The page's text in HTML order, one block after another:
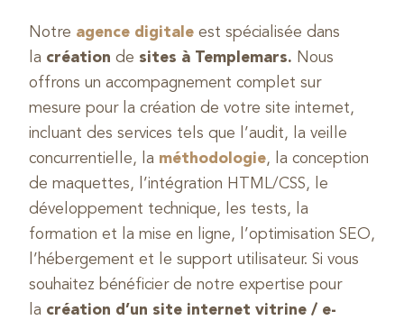
Notre agence digitale est spécialisée dans
la création de sites à Templemars. Nous
offrons un accompagnement complet sur
mesure pour la création de votre site internet,
incluant des services tels que l’audit, la veille
concurrentielle, la méthodologie, la conception
de maquettes, l’intégration HTML/CSS, le
développement technique, les tests, la
formation et la mise en ligne, l’optimisation SEO,
l’hébergement et le support utilisateur. Si vous
souhaitez bénéficier de notre expertise pour
la création d’un site internet vitrine / e-